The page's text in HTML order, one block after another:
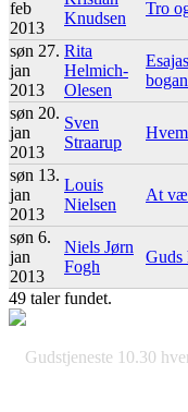
feb
2013
Knudsen
Tro
søn 27.
jan
2013
Rita
Helmich-
Olesen
søn 20.
jan
2013
Sven
Straarup
søn 13.
jan
2013
Louis
Nielsen
At
søn 6.
jan
2013
Niels Jørn
Fogh
Guds
49 taler fundet.
Gudstjeneste 10.30